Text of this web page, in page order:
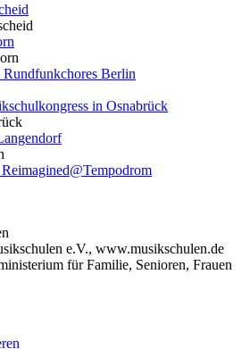
Berlin
in Osnabrück
e.V., www.musikschulen.de